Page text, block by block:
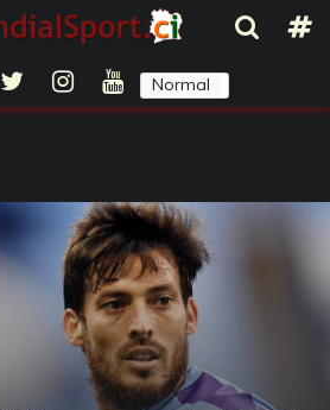
Normal